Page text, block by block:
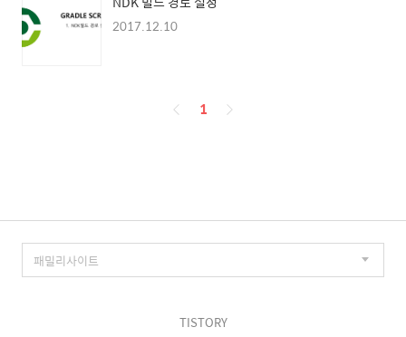
2017.12.10
페
1
TISTORY